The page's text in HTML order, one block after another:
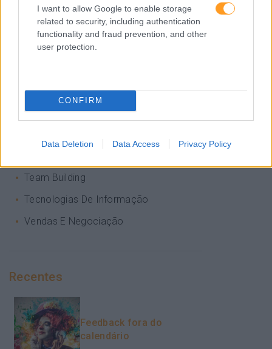
I want to allow Google to enable storage
related to security, including authentication
functionality and fraud prevention, and other
user protection.
CONFIRM
Data Deletion Data Access Privacy Policy
Mudança
Perspetivas
PORTO RH MEETING
Recursos Humanos
Team Building
Tecnologias De Informação
Vendas E Negociação
Recentes
Feedback fora do
calendário